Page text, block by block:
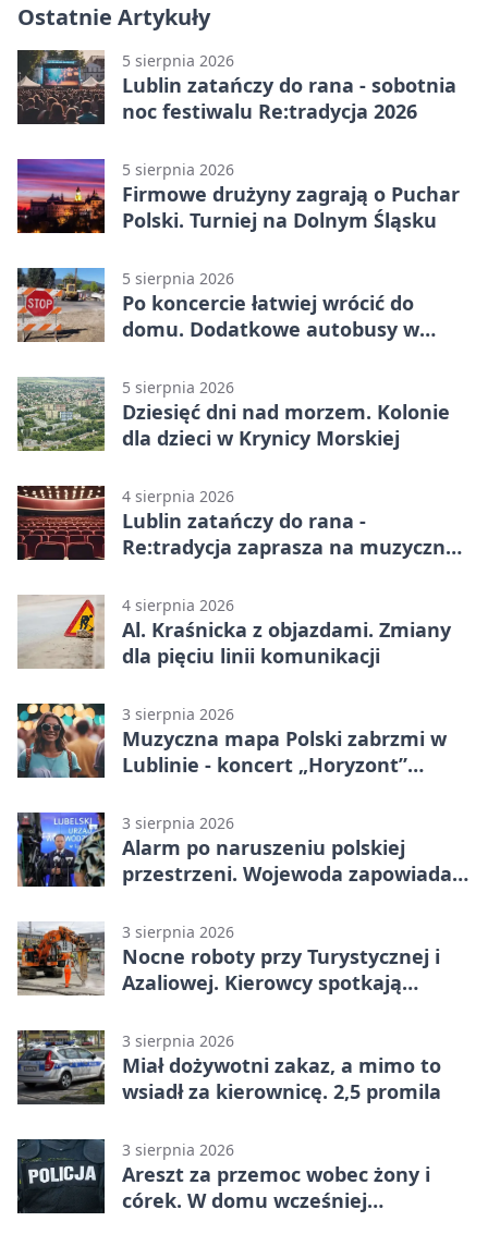
Ostatnie Artykuły
5 sierpnia 2026
Lublin zatańczy do rana - sobotnia
noc festiwalu Re:tradycja 2026
5 sierpnia 2026
Firmowe drużyny zagrają o Puchar
Polski. Turniej na Dolnym Śląsku
5 sierpnia 2026
Po koncercie łatwiej wrócić do
domu. Dodatkowe autobusy w
5 sierpnia 2026
Dziesięć dni nad morzem. Kolonie
dla dzieci w Krynicy Morskiej
4 sierpnia 2026
Lublin zatańczy do rana -
Re:tradycja zaprasza na muzyczną
4 sierpnia 2026
Al. Kraśnicka z objazdami. Zmiany
dla pięciu linii komunikacji
3 sierpnia 2026
Muzyczna mapa Polski zabrzmi w
Lublinie - koncert „Horyzont”
3 sierpnia 2026
Alarm po naruszeniu polskiej
przestrzeni. Wojewoda zapowiada
3 sierpnia 2026
Nocne roboty przy Turystycznej i
Azaliowej. Kierowcy spotkają
3 sierpnia 2026
Miał dożywotni zakaz, a mimo to
wsiadł za kierownicę. 2,5 promila
3 sierpnia 2026
Areszt za przemoc wobec żony i
córek. W domu wcześniej